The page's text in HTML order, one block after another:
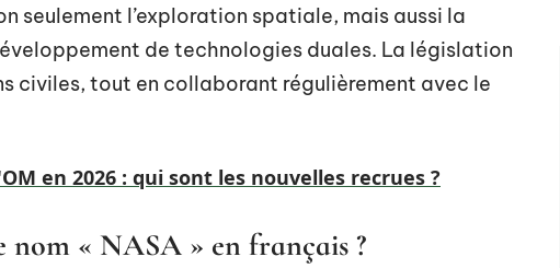
seulement l’exploration spatiale, mais aussi la
de technologies duales. La législation
civiles, tout en collaborant régulièrement avec le
en 2026 : qui sont les nouvelles recrues ?
« NASA » en français ?